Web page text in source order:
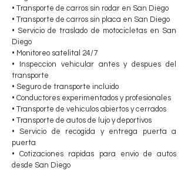
• Transporte de carros sin rodar en San Diego
• Transporte de carros sin placa en San Diego
• Servicio de traslado de motocicletas en San
Diego
• Monitoreo satelital 24/7
• Inspeccion vehicular antes y despues del
transporte
• Seguro de transporte incluido
• Conductores experimentados y profesionales
• Transporte de vehiculos abiertos y cerrados
• Transporte de autos de lujo y deportivos
• Servicio de recogida y entrega puerta a
puerta
• Cotizaciones rapidas para envio de autos
desde San Diego